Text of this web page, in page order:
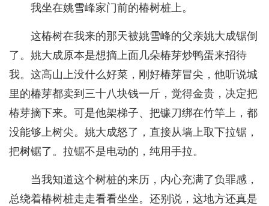
我坐在姚雪峰家门前的椿树桩上。
这椿树在我来的那天被姚雪峰的父亲姚大成锯倒
了。姚大成原本是想摘上面几朵椿芽炒鸭蛋来招待
我。这高山上没什么好菜，刚好椿芽冒尖，他听说城
里的椿芽都卖到三十八块钱一斤，觉得金贵，决定把
椿芽摘下来。可是他架梯子、把镰刀绑在竹竿上，都
没能够上树尖。姚大成怒了，直接从墙上取下拉锯，
把树锯了。拉锯不是电动的，纯用手拉。
当我知道这个树桩的来历，内心充满了负罪感，
总绕着椿树桩走走看看坐坐。还别说，这地方还真是